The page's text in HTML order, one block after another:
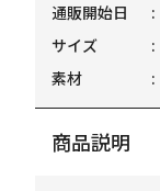
通販開始日
サイズ
素材
商品説明